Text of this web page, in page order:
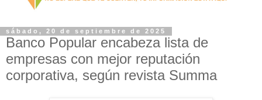
sábado, 20 de septiembre de 2025
Banco Popular encabeza lista de
empresas con mejor reputación
corporativa, según revista Summa